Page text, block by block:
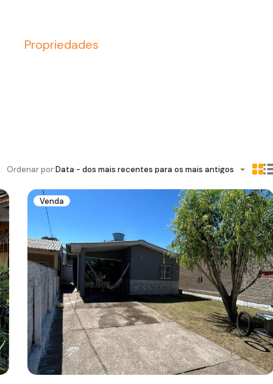
Propriedades
Ordenar por:Data - dos mais recentes para os mais antigos
Venda